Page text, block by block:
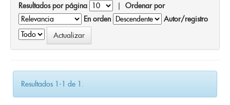
Resultados por página | Ordenar por
En orden
Autor/registro
Resultados 1-1 de 1.